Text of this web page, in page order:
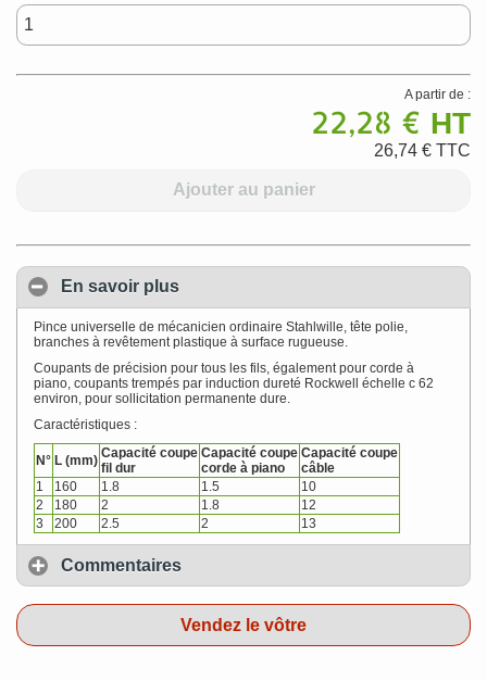
A partir de :
22,28 € HT
26,74 € TTC
Ajouter au panier
En savoir plus
Pince universelle de mécanicien ordinaire Stahlwille, tête polie,
branches à revêtement plastique à surface rugueuse.
Coupants de précision pour tous les fils, également pour corde à
piano, coupants trempés par induction dureté Rockwell échelle c 62
environ, pour sollicitation permanente dure.
Caractéristiques :
N° L (mm) Capacité coupe
fil dur
Capacité coupe
corde à piano
Capacité coupe
câble
1
160 1.8 1.5
10
2
180 2 1.8
12
3
200 2.5 2 13
Commentaires
Vendez le vôtre